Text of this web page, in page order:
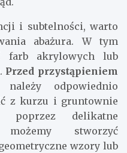
i subtelności, warto
abażura. W tym
farb akrylowych lub
Przed przystąpieniem
odpowiednio
z kurzu i gruntownie
poprzez delikatne
stworzyć
wzory lub